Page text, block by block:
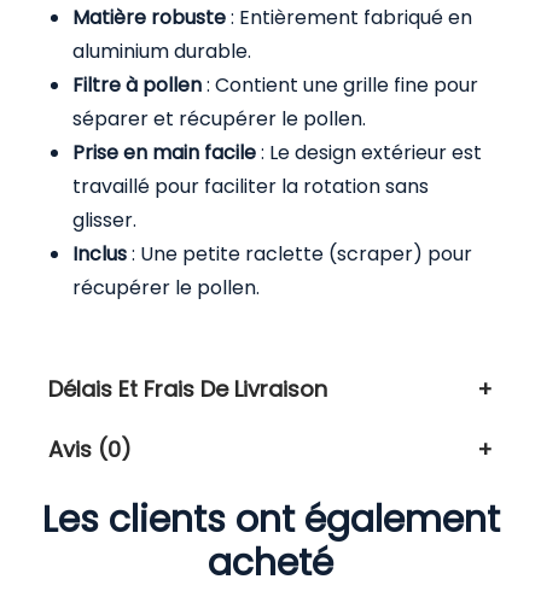
Matière robuste: Entièrement fabriqué en
aluminium durable.
Filtre à pollen: Contient une grille fine pour
séparer et récupérer le pollen.
Prise en main facile: Le design extérieur est
travaillé pour faciliter la rotation sans
glisser.
Inclus: Une petite raclette (scraper) pour
récupérer le pollen.
Délais Et Frais De Livraison
Avis (0)
Les clients ont également
acheté